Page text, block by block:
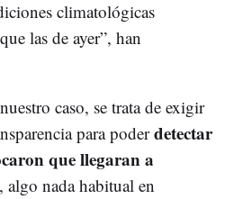
climatológicas
las de ayer”, han
caso, se trata de exigir
para poderdetectar
que llegaran a
, algo nada habitual en